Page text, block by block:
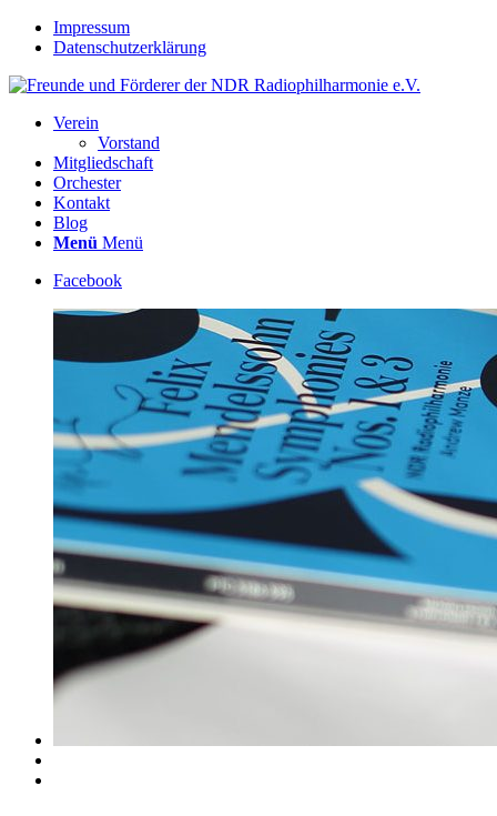
Impressum
Datenschutzerklärung
Verein
Vorstand
Mitgliedschaft
Orchester
Kontakt
Blog
Menü Menü
Facebook